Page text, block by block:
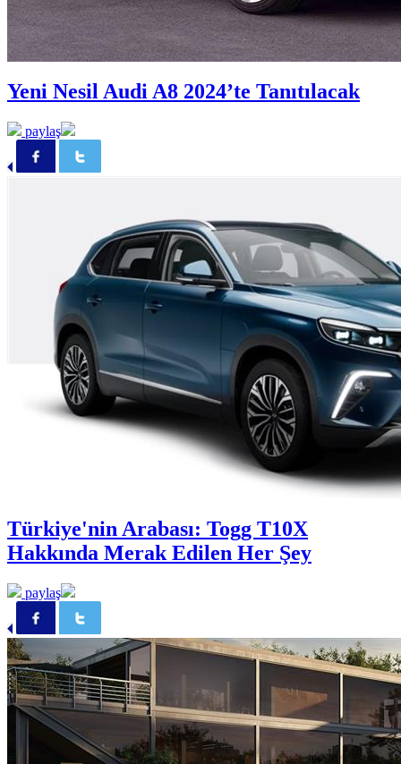
Yeni Nesil Audi A8 2024’te Tanıtılacak
paylaş
Türkiye'nin Arabası: Togg T10X
Hakkında Merak Edilen Her Şey
paylaş